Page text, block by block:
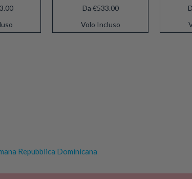
Da €533.00
Volo Incluso
Repubblica Dominicana